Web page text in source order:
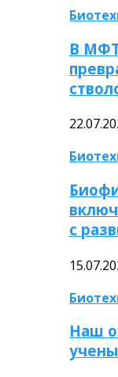
В
с
Наш